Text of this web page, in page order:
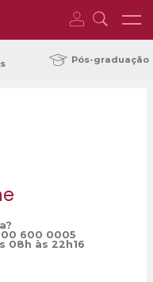
Pós-graduação
600 0005
08h às 22h16